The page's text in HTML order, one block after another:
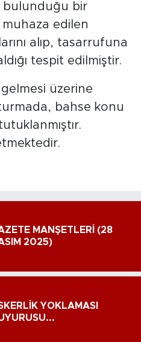
bulunduğu bir
edilen
alıp, tasarrufuna
tespit edilmiştir.
üzerine
bahse konu
MANŞETLERİ (28
2025)
YOKLAMASI